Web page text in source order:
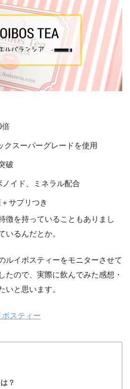
倍
クスーパーグレードを使用
破
イド、ミネラル配合
サプリつき
徴を持っていることもありまし
いるんだとか。
ルイボスティーをモニターさせて
たので、実際に飲んでみた感想・
いと思います。
スティー
？